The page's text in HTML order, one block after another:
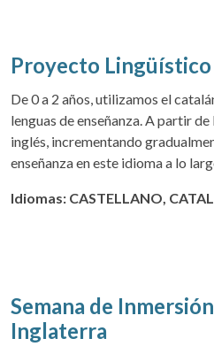
Proyecto Ling
De 0 a 2 años, utilizamos el
lenguas de enseñanza. A partir
inglés, incrementando
enseñanza en este idioma a lo
Idiomas: CASTELLANO,
Semana de
Inglaterra